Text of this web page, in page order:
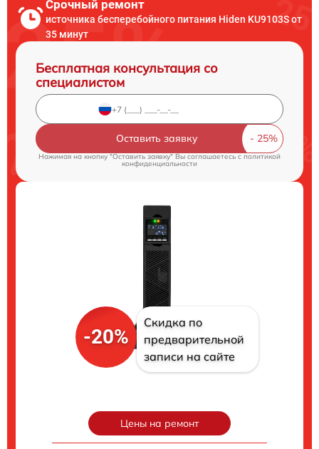
Срочный ремонт
источника бесперебойного питания Hiden KU9103S от
35 минут
Бесплатная консультация со
специалистом
Оставить заявку
Нажимая на кнопку "Оставить заявку" Вы соглашаетесь c политикой
конфиденциальности
-20%
Скидка по
предварительной
записи на сайте
Цены на ремонт